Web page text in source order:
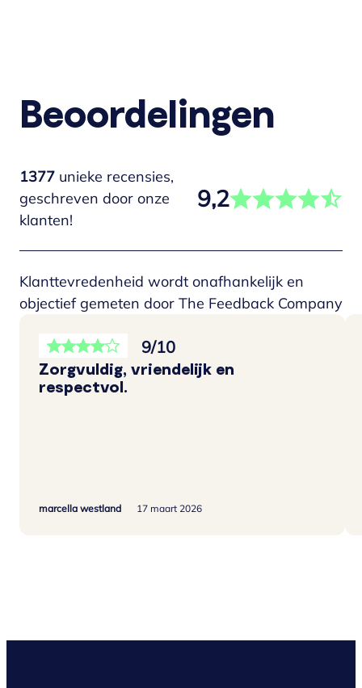
Beoordelingen
1377 unieke recensies,
geschreven door onze
klanten!
9,2
Klanttevredenheid wordt onafhankelijk en
objectief gemeten door The Feedback Company
9/10
Zorgvuldig, vriendelijk en
respectvol.
marcella westland 17 maart 2026